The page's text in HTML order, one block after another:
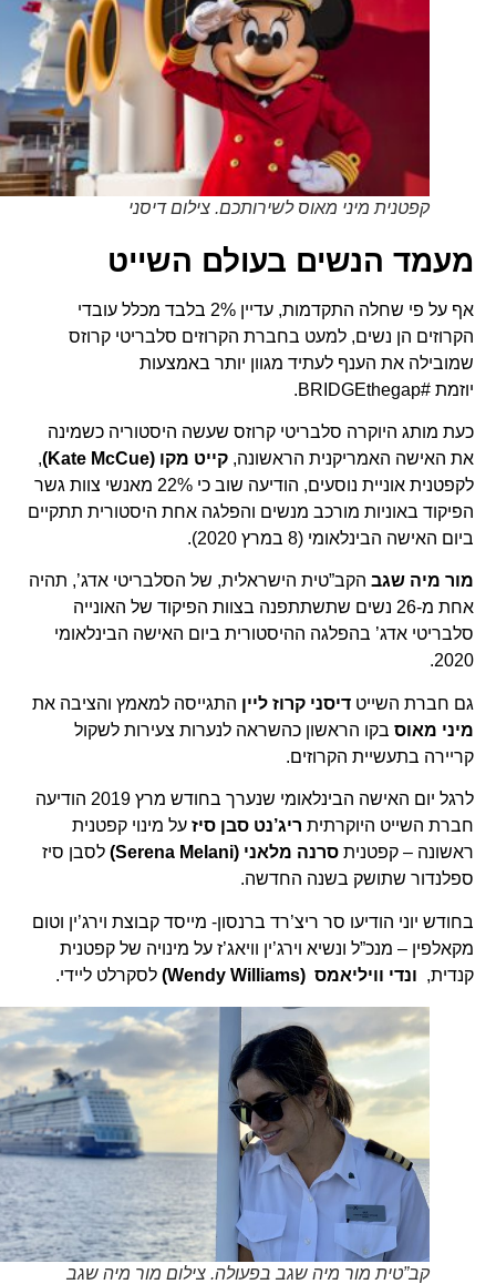
קפטנית מיני מאוס לשירותכם. צילום דיסני
מעמד הנשים בעולם השייט
אף על פי שחלה התקדמות, עדיין 2% בלבד מכלל עובדי
הקרוזים הן נשים, למעט בחברת הקרוזים סלבריטי קרוזס
שמובילה את הענף לעתיד מגוון יותר באמצעות
יוזמת #BRIDGEthegap.
כעת מותג היוקרה סלבריטי קרוזס שעשה היסטוריה כשמינה
את האישה האמריקנית הראשונה,קייט מקו (Kate McCue)
,
לקפטנית אוניית נוסעים, הודיעה שוב כי 22% מאנשי צוות גשר
הפיקוד באוניות מורכב מנשים והפלגה אחת היסטורית תתקיים
ביום האישה הבינלאומי (8 במרץ 2020).
מור מיה שגבהקב”טית הישראלית, של הסלבריטי אדג’, תהיה
אחת מ-26 נשים שתשתתפנה בצוות הפיקוד של האונייה
סלבריטי אדג’ בהפלגה ההיסטורית ביום האישה הבינלאומי
2020.
גם חברת השייטדיסני קרוז לייןהתגייסה למאמץ והציבה את
מיני מאוסבקו הראשון כהשראה לנערות צעירות לשקול
קריירה בתעשיית הקרוזים.
לרגל יום האישה הבינלאומי שנערך בחודש מרץ 2019 הודיעה
חברת השייט היוקרתיתריג’נט סבן סיזעל מינוי קפטנית
ראשונה – קפטניתסרנה מלאני (Serena Melani)
לסבן סיז
ספלנדור שתושק בשנה החדשה.
בחודש יוני הודיעו סר ריצ’רד ברנסון- מייסד קבוצת וירג’ין וטום
מקאלפין – מנכ”ל ונשיא וירג’ין וויאג’ז על מינויה של קפטנית
קנדית,ונדי וויליאמס (Wendy Williams) לסקרלט ליידי.
קב”טית מור מיה שגב בפעולה. צילום מור מיה שגב